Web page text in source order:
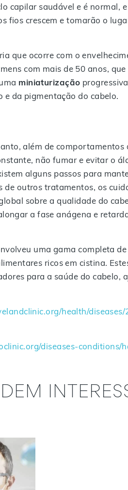
capilar saudável e é normal,
fios crescem e tomarão o
que ocorre com o
com mais de 50 anos, que
miniaturização
da pigmentação do cabelo.
além de comportamentos
não fumar e evitar o
alguns passos para
de outros tratamentos, os
sobre a qualidade do
a fase anágena e
uma gama completa de
ricos em cistina.
para a saúde do cabelo,
health/
diseases-conditions/